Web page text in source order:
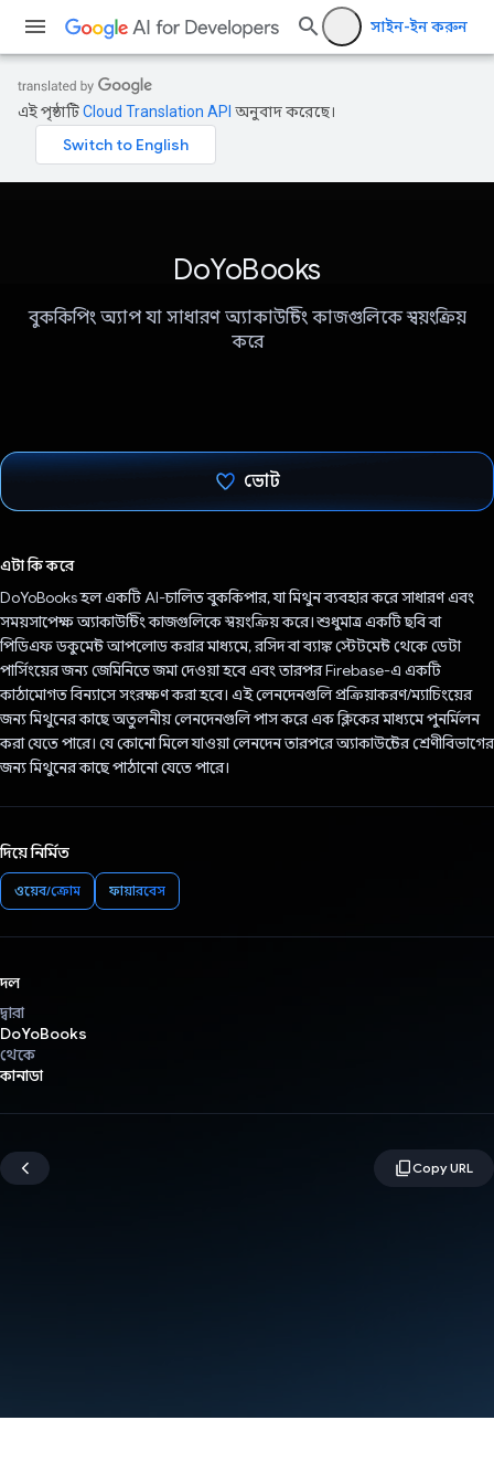
সাইন-ইন করুন
এই পৃষ্ঠাটিCloud Translation API অনুবাদ করেছে।
DoYoBooks
বুককিপিং অ্যাপ যা সাধারণ অ্যাকাউন্টিং কাজগুলিকে স্বয়ংক্রিয়
করে
ভোট
এটা কি করে
DoYoBooks হল একটি AI-চালিত বুককিপার, যা মিথুন ব্যবহার করে সাধারণ এবং
সময়সাপেক্ষ অ্যাকাউন্টিং কাজগুলিকে স্বয়ংক্রিয় করে। শুধুমাত্র একটি ছবি বা
পিডিএফ ডকুমেন্ট আপলোড করার মাধ্যমে, রসিদ বা ব্যাঙ্ক স্টেটমেন্ট থেকে ডেটা
পার্সিংয়ের জন্য জেমিনিতে জমা দেওয়া হবে এবং তারপর Firebase-এ একটি
কাঠামোগত বিন্যাসে সংরক্ষণ করা হবে। এই লেনদেনগুলি প্রক্রিয়াকরণ/ম্যাচিংয়ের
জন্য মিথুনের কাছে অতুলনীয় লেনদেনগুলি পাস করে এক ক্লিকের মাধ্যমে পুনর্মিলন
করা যেতে পারে। যে কোনো মিলে যাওয়া লেনদেন তারপরে অ্যাকাউন্টের শ্রেণীবিভাগের
জন্য মিথুনের কাছে পাঠানো যেতে পারে।
দিয়ে নির্মিত
ওয়েব/ক্রোম ফায়ারবেস
দল
দ্বারা
DoYoBooks
থেকে
কানাডা